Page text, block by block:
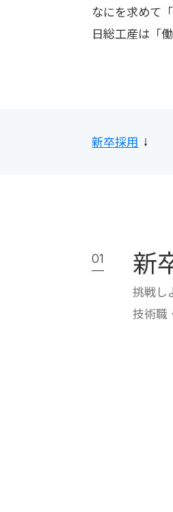
なにを求めて
日総工産は「
新卒採用
01 新
挑戦し
技術職